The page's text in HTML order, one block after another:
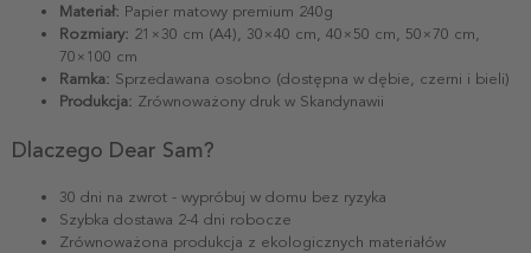
Materiał: Papier matowy premium 240g
Rozmiary: 21×30 cm (A4), 30×40 cm, 40×50 cm, 50×70 cm,
70×100 cm
Ramka: Sprzedawana osobno (dostępna w dębie, czerni i bieli)
Produkcja: Zrównoważony druk w Skandynawii
Dlaczego Dear Sam?
30 dni na zwrot - wypróbuj w domu bez ryzyka
Szybka dostawa 2-4 dni robocze
Zrównoważona produkcja z ekologicznych materiałów